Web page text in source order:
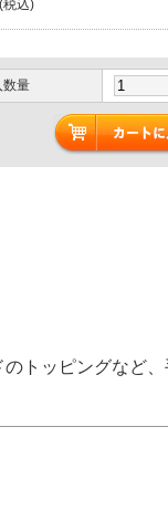
税込)
数量
トッピングなど